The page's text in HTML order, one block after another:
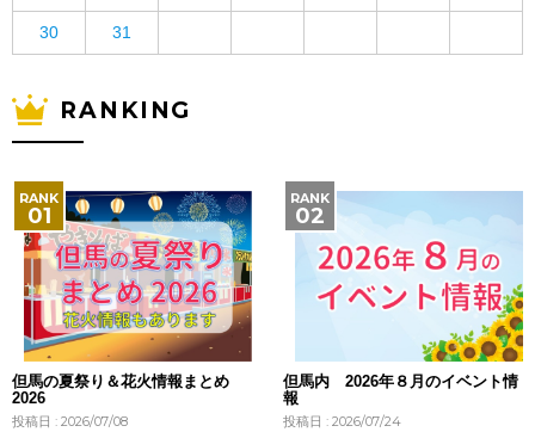
30 31
RANKING
但馬の夏祭り＆花火情報まとめ
2026
投稿日 : 2026/07/08
但馬内 2026年８月のイベント情
報
投稿日 : 2026/07/24